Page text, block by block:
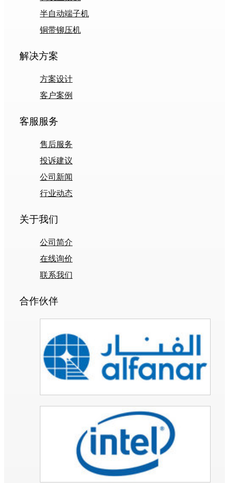
半自动端子机
铜带铆压机
解决方案
方案设计
客户案例
客服服务
售后服务
投诉建议
公司新闻
行业动态
关于我们
公司简介
在线询价
联系我们
合作伙伴